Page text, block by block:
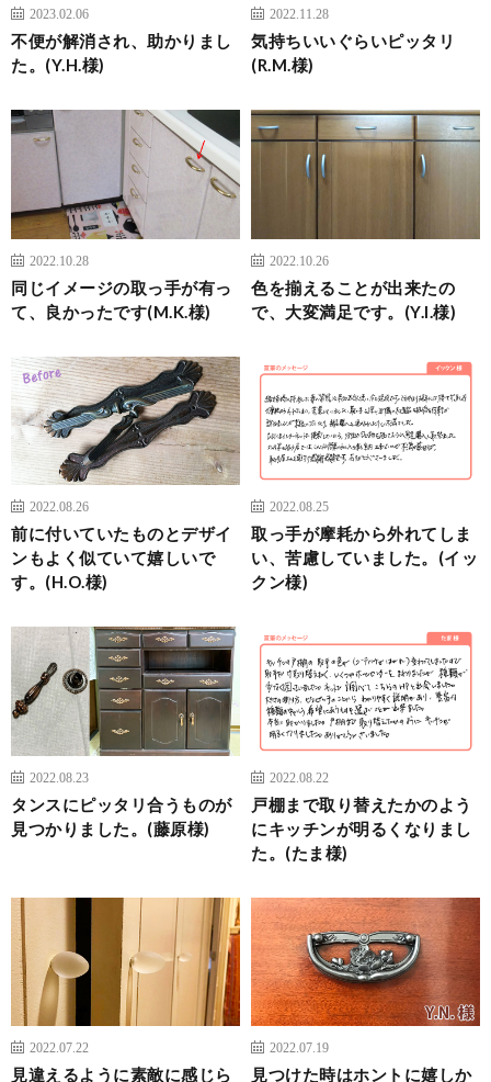
2023.02.06
不便が解消され、助かりまし
た。(Y.H.様)
2022.11.28
気持ちいいぐらいピッタリ
(R.M.様)
2022.10.28
同じイメージの取っ手が有っ
て、良かったです(M.K.様)
2022.10.26
色を揃えることが出来たの
で、大変満足です。(Y.I.様)
2022.08.26
前に付いていたものとデザイ
ンもよく似ていて嬉しいで
す。(H.O.様)
2022.08.25
取っ手が摩耗から外れてしま
い、苦慮していました。(イッ
クン様)
2022.08.23
タンスにピッタリ合うものが
見つかりました。(藤原様)
2022.08.22
戸棚まで取り替えたかのよう
にキッチンが明るくなりまし
た。(たま様)
2022.07.22
見違えるように素敵に感じら
2022.07.19
見つけた時はホントに嬉しか